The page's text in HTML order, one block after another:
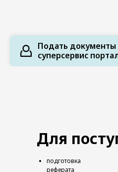
Подать документы
суперсервис
Для
подготовка
реферата